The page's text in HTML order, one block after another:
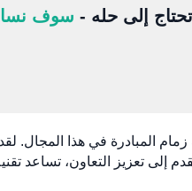
إلى حله - سوف
البناء تحولاً رقميًا، وتتولى تقنية التقاط الواقع بزاوية